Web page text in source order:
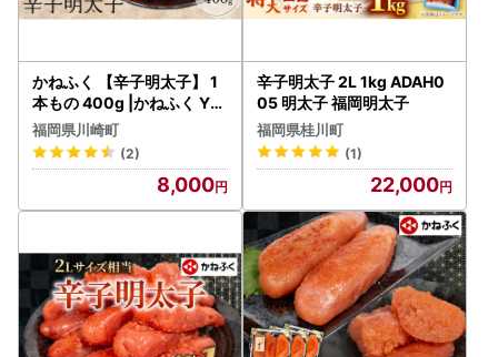
かねふく 【辛子明太子】 1
本もの 400g |かねふく YU
C
福岡県川崎町
(2)
8,000
辛子明太子 2L 1kg ADAH0
05 明太子 福岡明太子
福岡県桂川町
(1)
22,000